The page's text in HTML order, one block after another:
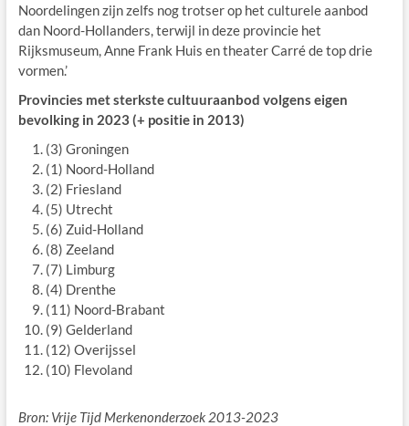
Noordelingen zijn zelfs nog trotser op het culturele aanbod
dan Noord-Hollanders, terwijl in deze provincie het
Rijksmuseum, Anne Frank Huis en theater Carré de top drie
vormen.’
Provincies met sterkste cultuuraanbod volgens eigen
bevolking in 2023 (+ positie in 2013)
(3) Groningen
(1) Noord-Holland
(2) Friesland
(5) Utrecht
(6) Zuid-Holland
(8) Zeeland
(7) Limburg
(4) Drenthe
(11) Noord-Brabant
(9) Gelderland
(12) Overijssel
(10) Flevoland
Bron: Vrije Tijd Merkenonderzoek 2013-2023